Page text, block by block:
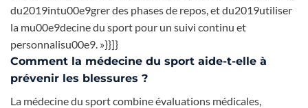
du2019intu00e9grer des phases de repos, et du2019utiliser
la mu00e9decine du sport pour un suivi continu et
personnalisu00e9. »}}]}
Comment la médecine du sport aide-t-elle à
prévenir les blessures ?
La médecine du sport combine évaluations médicales,